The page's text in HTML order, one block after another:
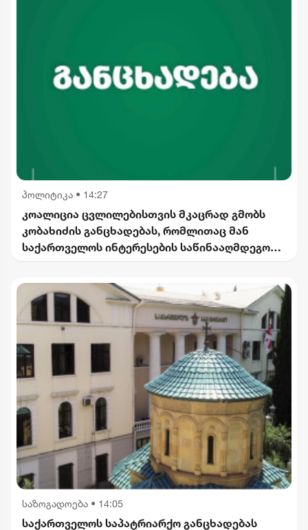
პოლიტიკა • 14:27
კოალიცია ცვლილებისთვის მკაცრად გმობს
კობახიძის განცხადებას, რომლითაც მან
საქართველოს ინტერესების საწინააღმდეგოდ
საზოგადოება • 14:05
საქართველოს საპატრიარქო განცხადებას